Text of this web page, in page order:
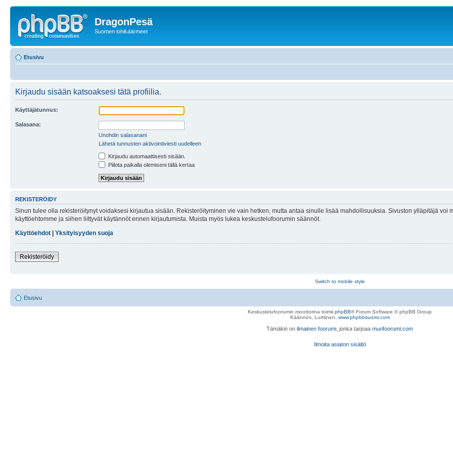
DragonPesä
Suomen lohikäärmeet
Etusivu
Kirjaudu sisään katsoaksesi tätä profiilia.
Käyttäjätunnus:
Salasana:
Unohdin salasanani
Lähetä tunnusten aktivointiviesti uudelleen
Kirjaudu automaattisesti sisään.
Piilota paikalla olemiseni tällä kertaa
REKISTERÖIDY
Sinun tulee olla rekisteröitynyt voidaksesi kirjautua sisään. Rekisteröityminen vie vain hetken, mutta antaa sinulle lisää mahdollisuuksia. Sivuston ylläpitäjä
käyttöehtomme ja siihen liittyvät käytännöt ennen kirjautumista. Muista myös lukea keskustelufoorumin säännöt.
Käyttöehdot
Yksityisyyden suoja
Rekisteröidy
Switch to mobile style
Etusivu
Keskustelufoorumin moottorina toimii phpBB® Forum Software © phpBB Group
Käännös, Lurttinen, www.phpbbsuomi.com
Tämäkin on ilmainen foorumi , jonka tarjoaa munfoorumi.com
Ilmoita asiaton sisältö